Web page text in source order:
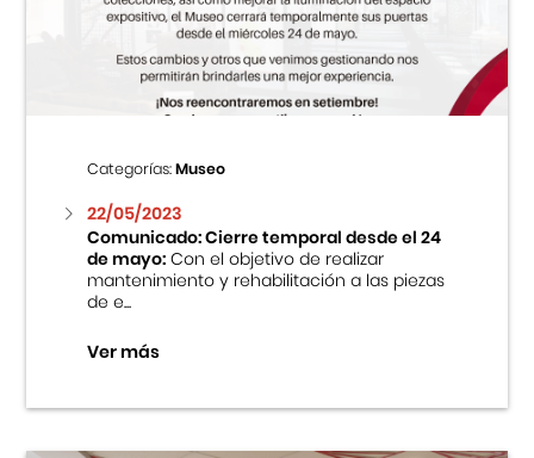
Centro Cultural Peruano Japonés
Museo de la Inmigración Japonesa
Fondo Editorial
Teatro Peruano Japonés
Categorías:Museo
22/05/2023
Comunicado: Cierre temporal desde el 24
de mayo:Con el objetivo de realizar
mantenimiento y rehabilitación a las piezas
de e...
Ver más